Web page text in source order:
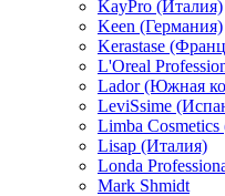
KayPro (Италия)
Keen (Германия)
Kerastase
L'Oreal
Lador (Южная
LeviSsime
Limba Cosmetics
Lisap (Италия)
Londa
Mark Shmidt